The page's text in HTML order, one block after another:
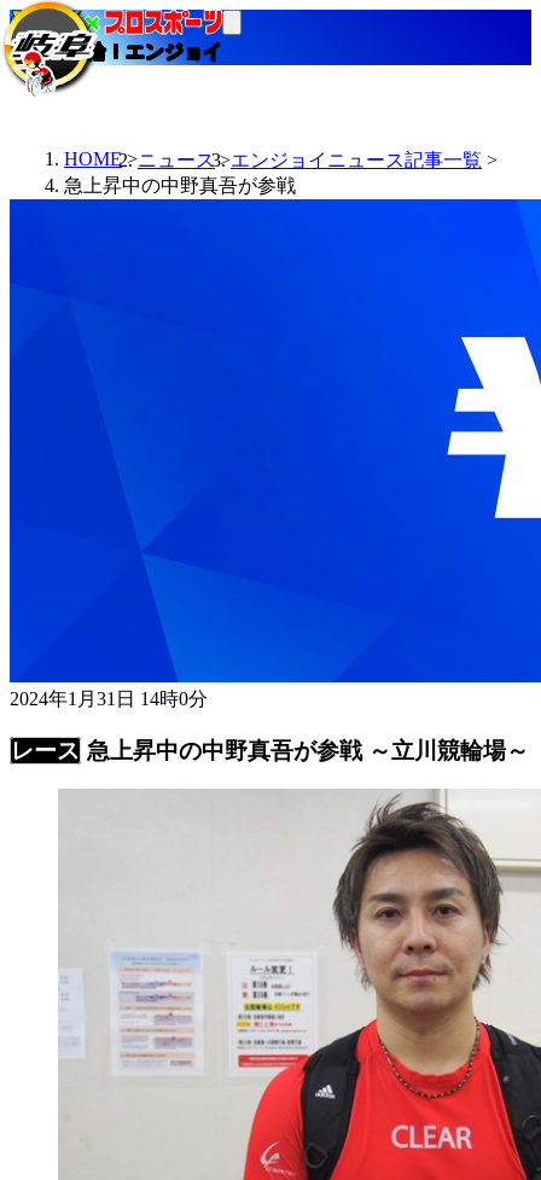
当たる競輪！エンジョイ
HOME ニュース
エンジョイニュース記事一覧
急上昇中の中野真吾が参戦
2024年1月31日 14時0分
急上昇中の中野真吾が参戦 ～立川競輪場～